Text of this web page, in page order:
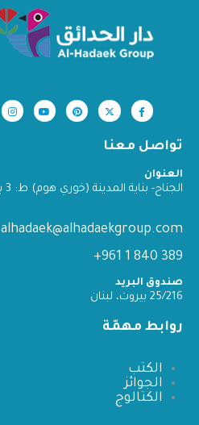
تواصل معنا
العنوان
الجناح- بناية المدينة (خوري هوم) ط: 3 بيروت-لبنان
alhadaek@alhadaekgroup.com
389 840 1 961+
صندوق البريد
25/216 بيروت، لبنان
روابط مهمّة
الكتب
الجوائز
الكتالوج